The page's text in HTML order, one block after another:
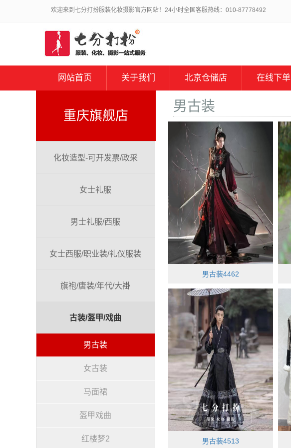
欢迎来到七分打扮服装化妆摄影官方网站！24小时全国客服热线：010-87778492
网站首页 关于我们 北京仓储店 在线下单
重庆旗舰店
化妆造型-可开发票/政采
女士礼服
男士礼服/西服
女士西服/职业装/礼仪服装
旗袍/唐装/年代/大褂
古装/盔甲/戏曲
男古装
女古装
马面裙
盔甲戏曲
红楼梦2
男古装
男古装4462
男古装4513